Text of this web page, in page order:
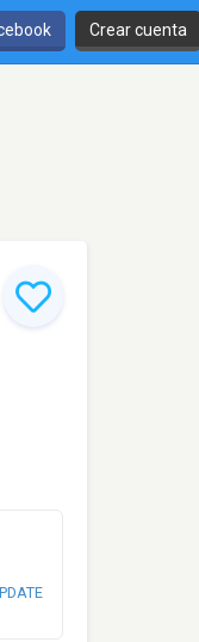
Crear cuenta